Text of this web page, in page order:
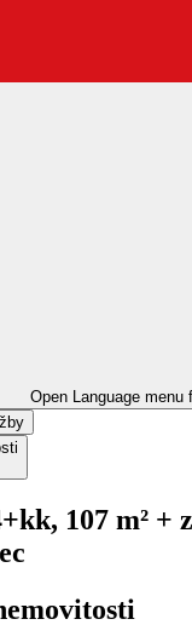
Open Language menu
107 m² +